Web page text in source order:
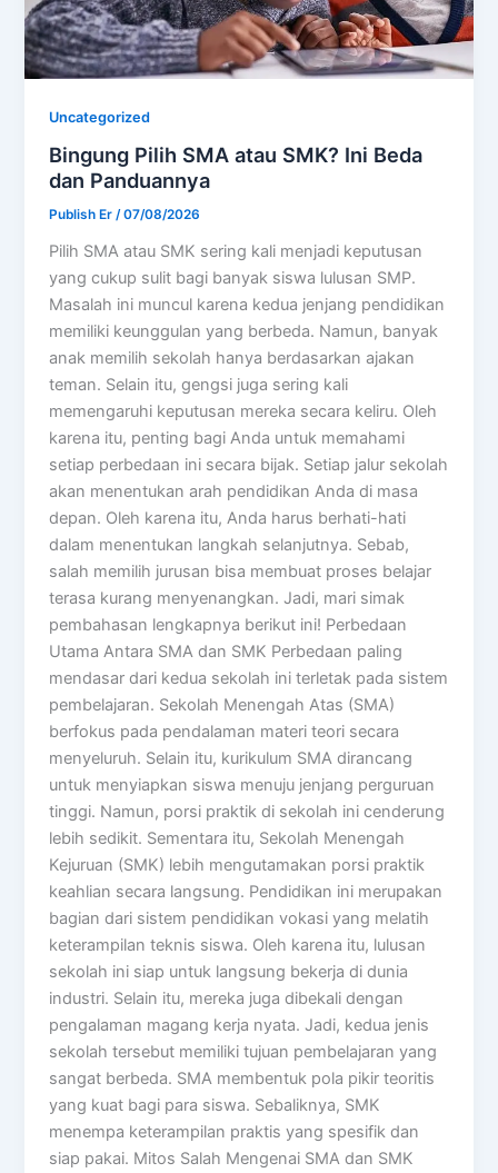
Uncategorized
Bingung Pilih SMA atau SMK? Ini Beda
dan Panduannya
Publish Er/07/08/2026
Pilih SMA atau SMK sering kali menjadi keputusan
yang cukup sulit bagi banyak siswa lulusan SMP.
Masalah ini muncul karena kedua jenjang pendidikan
memiliki keunggulan yang berbeda. Namun, banyak
anak memilih sekolah hanya berdasarkan ajakan
teman. Selain itu, gengsi juga sering kali
memengaruhi keputusan mereka secara keliru. Oleh
karena itu, penting bagi Anda untuk memahami
setiap perbedaan ini secara bijak. Setiap jalur sekolah
akan menentukan arah pendidikan Anda di masa
depan. Oleh karena itu, Anda harus berhati-hati
dalam menentukan langkah selanjutnya. Sebab,
salah memilih jurusan bisa membuat proses belajar
terasa kurang menyenangkan. Jadi, mari simak
pembahasan lengkapnya berikut ini! Perbedaan
Utama Antara SMA dan SMK Perbedaan paling
mendasar dari kedua sekolah ini terletak pada sistem
pembelajaran. Sekolah Menengah Atas (SMA)
berfokus pada pendalaman materi teori secara
menyeluruh. Selain itu, kurikulum SMA dirancang
untuk menyiapkan siswa menuju jenjang perguruan
tinggi. Namun, porsi praktik di sekolah ini cenderung
lebih sedikit. Sementara itu, Sekolah Menengah
Kejuruan (SMK) lebih mengutamakan porsi praktik
keahlian secara langsung. Pendidikan ini merupakan
bagian dari sistem pendidikan vokasi yang melatih
keterampilan teknis siswa. Oleh karena itu, lulusan
sekolah ini siap untuk langsung bekerja di dunia
industri. Selain itu, mereka juga dibekali dengan
pengalaman magang kerja nyata. Jadi, kedua jenis
sekolah tersebut memiliki tujuan pembelajaran yang
sangat berbeda. SMA membentuk pola pikir teoritis
yang kuat bagi para siswa. Sebaliknya, SMK
menempa keterampilan praktis yang spesifik dan
siap pakai. Mitos Salah Mengenai SMA dan SMK